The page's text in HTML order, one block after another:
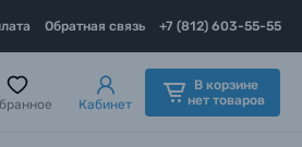
Обратная связь +7 (812) 603-55-55
Кабинет
В корзине
нет товаров